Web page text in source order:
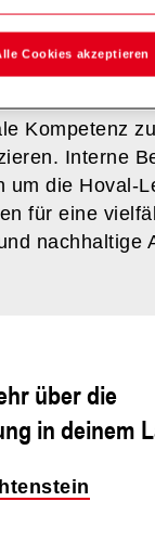
Berufe sind
Kompetenz
Interne
um die Hoval-
für eine
nachhaltige
über die
in deinem
Cookies akzeptieren